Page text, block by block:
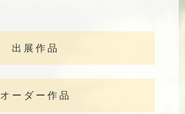
出展作品
オーダー作品